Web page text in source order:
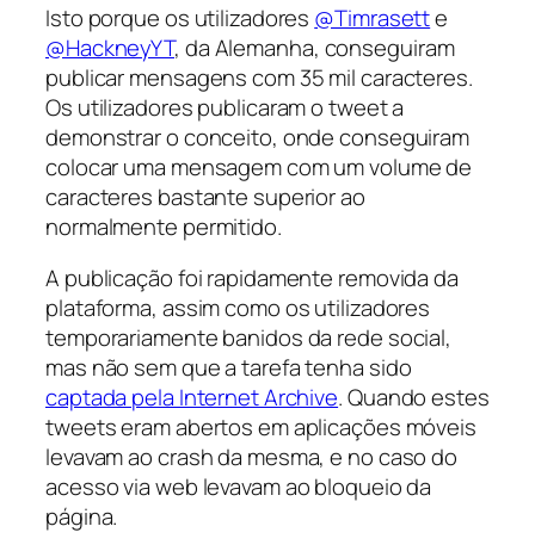
Isto porque os utilizadores @Timrasette
@HackneyYT, da Alemanha, conseguiram
publicar mensagens com 35 mil caracteres.
Os utilizadores publicaram o tweet a
demonstrar o conceito, onde conseguiram
colocar uma mensagem com um volume de
caracteres bastante superior ao
normalmente permitido.
A publicação foi rapidamente removida da
plataforma, assim como os utilizadores
temporariamente banidos da rede social,
mas não sem que a tarefa tenha sido
captada pela Internet Archive. Quando estes
tweets eram abertos em aplicações móveis
levavam ao crash da mesma, e no caso do
acesso via web levavam ao bloqueio da
página.